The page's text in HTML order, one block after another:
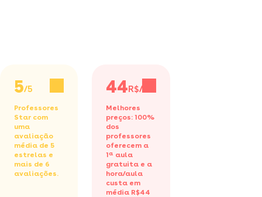
5/5
Professores
Star com
uma
avaliação
média de 5
estrelas e
mais de 6
avaliações.
44R$/h
Melhores
preços: 100%
dos
professores
oferecem a
1ª aula
gratuita e a
hora/aula
custa em
média R$44